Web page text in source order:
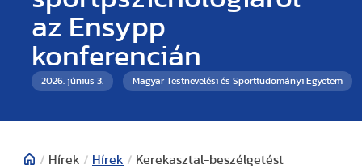
az Ensypp
konferencián
2026. június 3. Magyar Testnevelési és Sporttudományi Egyetem
/ Hírek / Hírek / Kerekasztal-beszélgetést